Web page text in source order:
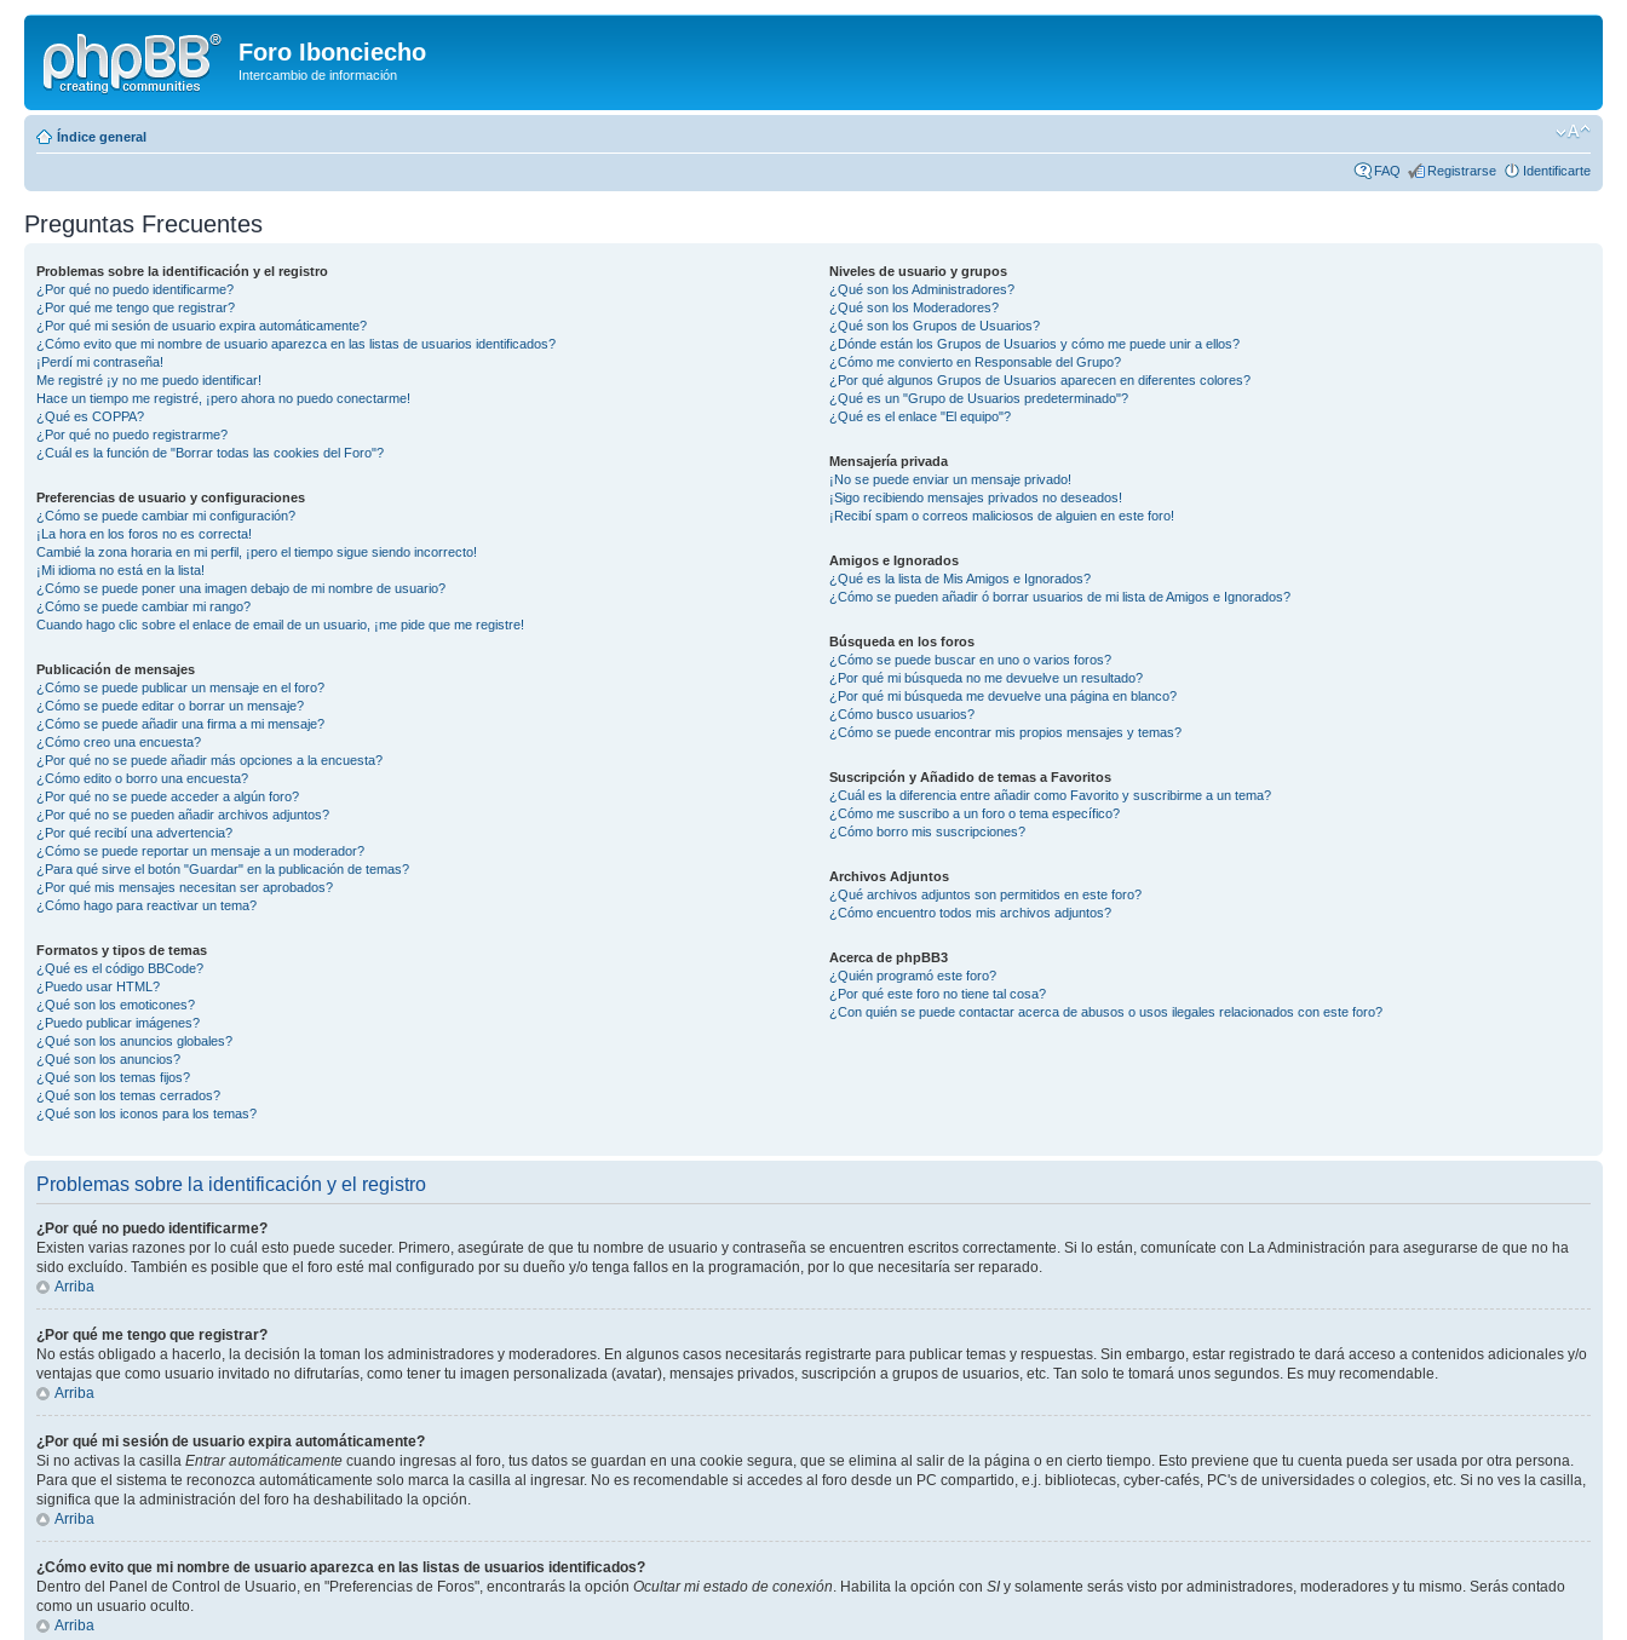
Foro Ibonciecho
Intercambio de información
Índice general
FAQ Registrarse Identificarte
Preguntas Frecuentes
Problemas sobre la identificación y el registro
¿Por qué no puedo identificarme?
¿Por qué me tengo que registrar?
¿Por qué mi sesión de usuario expira automáticamente?
¿Cómo evito que mi nombre de usuario aparezca en las listas de usuarios identificados?
¡Perdí mi contraseña!
Me registré ¡y no me puedo identificar!
Hace un tiempo me registré, ¡pero ahora no puedo conectarme!
¿Qué es COPPA?
¿Por qué no puedo registrarme?
¿Cuál es la función de "Borrar todas las cookies del Foro"?
Preferencias de usuario y configuraciones
¿Cómo se puede cambiar mi configuración?
¡La hora en los foros no es correcta!
Cambié la zona horaria en mi perfil, ¡pero el tiempo sigue siendo incorrecto!
¡Mi idioma no está en la lista!
¿Cómo se puede poner una imagen debajo de mi nombre de usuario?
¿Cómo se puede cambiar mi rango?
Cuando hago clic sobre el enlace de email de un usuario, ¡me pide que me registre!
Publicación de mensajes
¿Cómo se puede publicar un mensaje en el foro?
¿Cómo se puede editar o borrar un mensaje?
¿Cómo se puede añadir una firma a mi mensaje?
¿Cómo creo una encuesta?
¿Por qué no se puede añadir más opciones a la encuesta?
¿Cómo edito o borro una encuesta?
¿Por qué no se puede acceder a algún foro?
¿Por qué no se pueden añadir archivos adjuntos?
¿Por qué recibí una advertencia?
¿Cómo se puede reportar un mensaje a un moderador?
¿Para qué sirve el botón "Guardar" en la publicación de temas?
¿Por qué mis mensajes necesitan ser aprobados?
¿Cómo hago para reactivar un tema?
Formatos y tipos de temas
¿Qué es el código BBCode?
¿Puedo usar HTML?
¿Qué son los emoticones?
¿Puedo publicar imágenes?
¿Qué son los anuncios globales?
¿Qué son los anuncios?
¿Qué son los temas fijos?
¿Qué son los temas cerrados?
¿Qué son los iconos para los temas?
Niveles de usuario y grupos
¿Qué son los Administradores?
¿Qué son los Moderadores?
¿Qué son los Grupos de Usuarios?
¿Dónde están los Grupos de Usuarios y cómo me puede unir a ellos?
¿Cómo me convierto en Responsable del Grupo?
¿Por qué algunos Grupos de Usuarios aparecen en diferentes colores?
¿Qué es un "Grupo de Usuarios predeterminado"?
¿Qué es el enlace "El equipo"?
Mensajería privada
¡No se puede enviar un mensaje privado!
¡Sigo recibiendo mensajes privados no deseados!
¡Recibí spam o correos maliciosos de alguien en este foro!
Amigos e Ignorados
¿Qué es la lista de Mis Amigos e Ignorados?
¿Cómo se pueden añadir ó borrar usuarios de mi lista de Amigos e Ignorados?
Búsqueda en los foros
¿Cómo se puede buscar en uno o varios foros?
¿Por qué mi búsqueda no me devuelve un resultado?
¿Por qué mi búsqueda me devuelve una página en blanco?
¿Cómo busco usuarios?
¿Cómo se puede encontrar mis propios mensajes y temas?
Suscripción y Añadido de temas a Favoritos
¿Cuál es la diferencia entre añadir como Favorito y suscribirme a un tema?
¿Cómo me suscribo a un foro o tema específico?
¿Cómo borro mis suscripciones?
Archivos Adjuntos
¿Qué archivos adjuntos son permitidos en este foro?
¿Cómo encuentro todos mis archivos adjuntos?
Acerca de phpBB3
¿Quién programó este foro?
¿Por qué este foro no tiene tal cosa?
¿Con quién se puede contactar acerca de abusos o usos ilegales relacionados con este foro?
Problemas sobre la identificación y el registro
¿Por qué no puedo identificarme?
Existen varias razones por lo cuál esto puede suceder. Primero, asegúrate de que tu nombre de usuario y contraseña se encuentren escritos correctamente. Si lo están, comunícate con La Administración para asegurarse de que no ha
sido excluído. También es posible que el foro esté mal configurado por su dueño y/o tenga fallos en la programación, por lo que necesitaría ser reparado.
Arriba
¿Por qué me tengo que registrar?
No estás obligado a hacerlo, la decisión la toman los administradores y moderadores. En algunos casos necesitarás registrarte para publicar temas y respuestas. Sin embargo, estar registrado te dará acceso a contenidos adicionales y/o
ventajas que como usuario invitado no difrutarías, como tener tu imagen personalizada (avatar), mensajes privados, suscripción a grupos de usuarios, etc. Tan solo te tomará unos segundos. Es muy recomendable.
Arriba
¿Por qué mi sesión de usuario expira automáticamente?
Si no activas la casilla Entrar automáticamente cuando ingresas al foro, tus datos se guardan en una cookie segura, que se elimina al salir de la página o en cierto tiempo. Esto previene que tu cuenta pueda ser usada por otra persona.
Para que el sistema te reconozca automáticamente solo marca la casilla al ingresar. No es recomendable si accedes al foro desde un PC compartido, e.j. bibliotecas, cyber-cafés, PC's de universidades o colegios, etc. Si no ves la casilla,
significa que la administración del foro ha deshabilitado la opción.
Arriba
¿Cómo evito que mi nombre de usuario aparezca en las listas de usuarios identificados?
Dentro del Panel de Control de Usuario, en "Preferencias de Foros", encontrarás la opción Ocultar mi estado de conexión . Habilita la opción con SI y solamente serás visto por administradores, moderadores y tu mismo. Serás contado
como un usuario oculto.
Arriba